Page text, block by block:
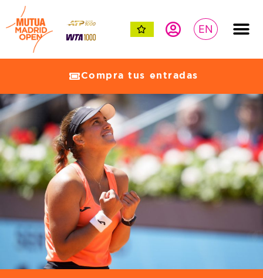
EN
Compra tus entradas